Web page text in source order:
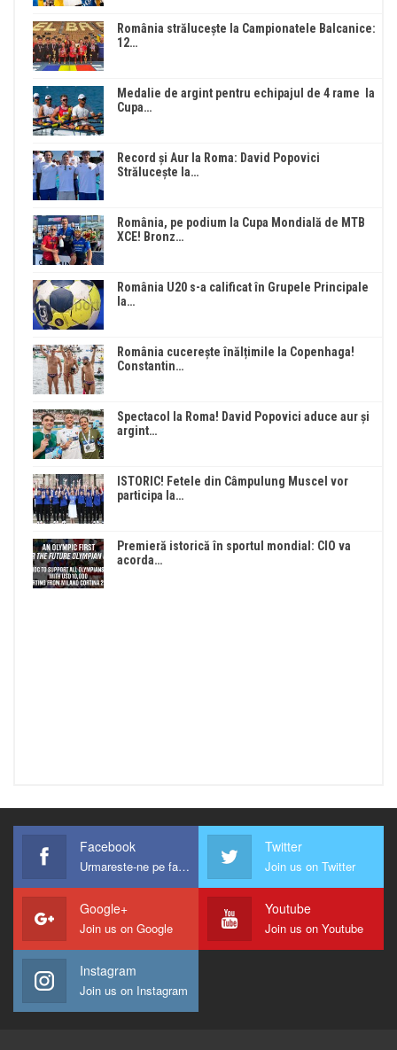
România strălucește la Campionatele Balcanice:
12…
Medalie de argint pentru echipajul de 4 rame la
Cupa…
Record și Aur la Roma: David Popovici
Strălucește la…
România, pe podium la Cupa Mondială de MTB
XCE! Bronz…
România U20 s-a calificat în Grupele Principale
la…
România cucerește înălțimile la Copenhaga!
Constantin…
Spectacol la Roma! David Popovici aduce aur și
argint…
ISTORIC! Fetele din Câmpulung Muscel vor
participa la…
Premieră istorică în sportul mondial: CIO va
acorda…
Facebook
Urmareste-ne pe facebook !
Twitter
Join us on Twitter
Google+
Join us on Google
Youtube
Join us on Youtube
Instagram
Join us on Instagram